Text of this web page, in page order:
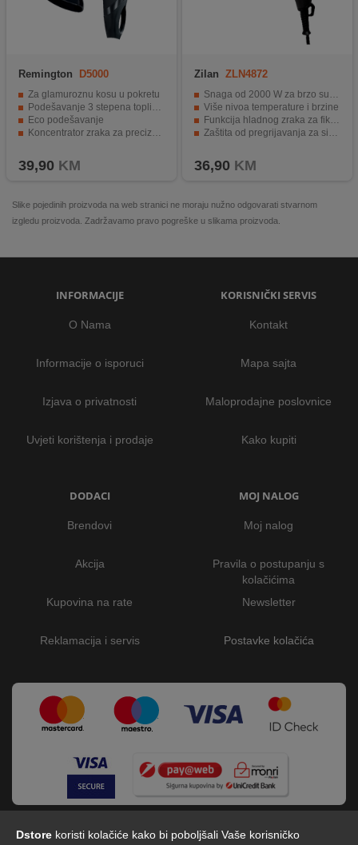
Dstore koristi kolačiće kako bi poboljšali Vaše korisničko
Remington D5000
Za glamuroznu kosu u pokretu
Podešavanje 3 stepena topline / 2 brzine
Eco podešavanje
Koncentrator zraka za precizno oblikovanje
39,90 KM
Zilan ZLN4872
Snaga od 2000 W za brzo sušenje kose
Više nivoa temperature i brzine
Funkcija hladnog zraka za fiksiranje frizure
Zaštita od pregrijavanja za sigurnu upotrebu
36,90 KM
Slike pojedinih proizvoda na web stranici ne moraju nužno odgovarati stvarnom
izgledu proizvoda. Zadržavamo pravo pogreške u slikama proizvoda.
INFORMACIJE
O Nama
Informacije o isporuci
Izjava o privatnosti
Uvjeti korištenja i prodaje
KORISNIČKI SERVIS
Kontakt
Mapa sajta
Maloprodajne poslovnice
Kako kupiti
DODACI
Brendovi
Akcija
Kupovina na rate
Reklamacija i servis
MOJ NALOG
Moj nalog
Pravila o postupanju s
kolačićima
Newsletter
Postavke kolačića